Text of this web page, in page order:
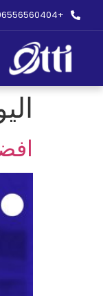
+96556560404
افضل